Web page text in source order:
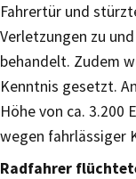
Fahrertür und
Verletzungen zu
behandelt. Zudem
Kenntnis gesetzt.
Höhe von ca. 3.200
wegen fahrlässiger
Radfahrer